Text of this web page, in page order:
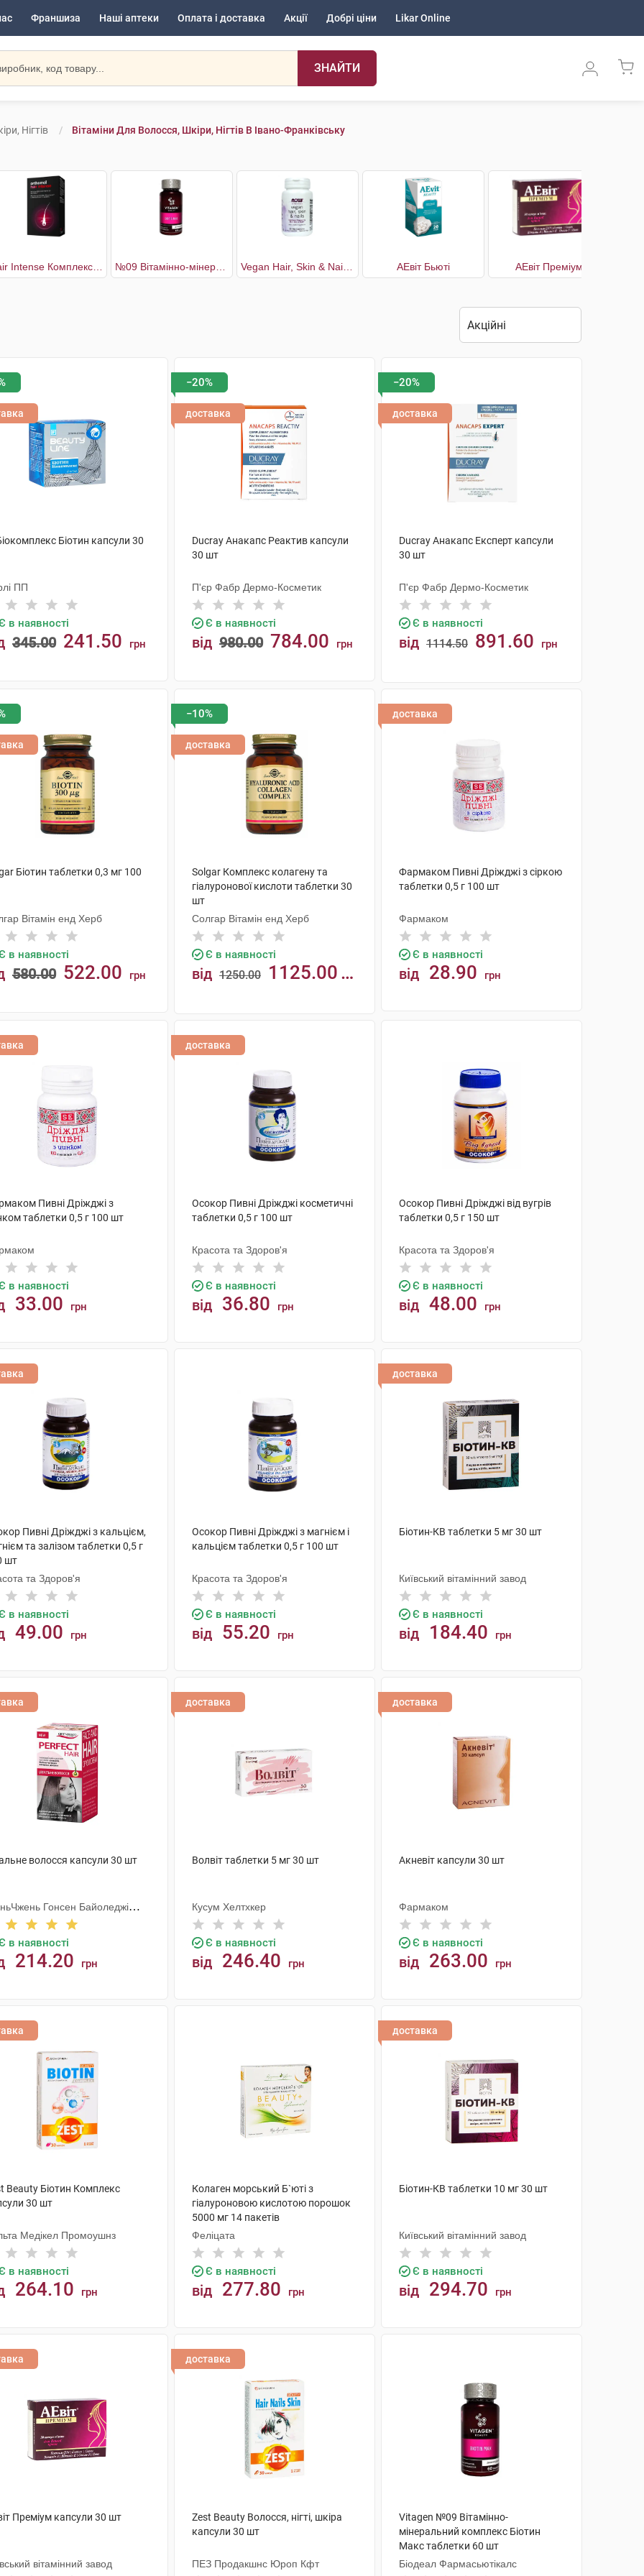
Франшиза Наші аптеки Оплата і доставка Акції Добрі ціни Likar Online
ЗНАЙТИ
Нігтів Вітаміни Для Волосся, Шкіри, Нігтів В Івано-Франківську
АЕвіт Бьюті АЕвіт Преміум
Біотин капсули 30
ПП
в наявності
345.00 241.50 грн
−20%
доставка
Ducray Анакапс Реактив капсули
30 шт
П'єр Фабр Дермо-Косметик
Є в наявності
від 980.00 784.00 грн
−20%
доставка
Ducray Анакапс Експерт капсули
30 шт
П'єр Фабр Дермо-Косметик
Є в наявності
від 1114.50 891.60 грн
Біотин таблетки 0,3 мг 100
Вітамін енд Херб
в наявності
580.00 522.00 грн
−10%
доставка
Solgar Комплекс колагену та
гіалуронової кислоти таблетки 30
шт
Солгар Вітамін енд Херб
Є в наявності
від 1250.00 1125.00
доставка
Фармаком Пивні Дріжджі з сіркою
таблетки 0,5 г 100 шт
Фармаком
Є в наявності
від 28.90 грн
Пивні Дріжджі з
таблетки 0,5 г 100 шт
в наявності
33.00 грн
доставка
Осокор Пивні Дріжджі косметичні
таблетки 0,5 г 100 шт
Красота та Здоров'я
Є в наявності
від 36.80 грн
Осокор Пивні Дріжджі від вугрів
таблетки 0,5 г 150 шт
Красота та Здоров'я
Є в наявності
від 48.00 грн
Пивні Дріжджі з кальцієм,
та залізом таблетки 0,5 г
шт
та Здоров'я
в наявності
49.00 грн
Осокор Пивні Дріжджі з магнієм і
кальцієм таблетки 0,5 г 100 шт
Красота та Здоров'я
Є в наявності
від 55.20 грн
доставка
Біотин-КВ таблетки 5 мг 30 шт
Київський вітамінний завод
Є в наявності
від 184.40 грн
волосся капсули 30 шт
Гонсен Байоледжі
Ко. Лтд
в наявності
214.20 грн
доставка
Волвіт таблетки 5 мг 30 шт
Кусум Хелтхкер
Є в наявності
від 246.40 грн
доставка
Акневіт капсули 30 шт
Фармаком
Є в наявності
від 263.00 грн
Beauty Біотин Комплекс
30 шт
Медікел Промоушнз
в наявності
264.10 грн
Колаген морський Б`юті з
гіалуроновою кислотою порошок
5000 мг 14 пакетів
Феліцата
Є в наявності
від 277.80 грн
доставка
Біотин-КВ таблетки 10 мг 30 шт
Київський вітамінний завод
Є в наявності
від 294.70 грн
Преміум капсули 30 шт
вітамінний завод
доставка
Zest Beauty Волосся, нігті, шкіра
капсули 30 шт
ПЕЗ Продакшнс Юроп Кфт
Vitagen №09 Вітамінно-
мінеральний комплекс Біотин
Макс таблетки 60 шт
Біодеал Фармасьютікалс